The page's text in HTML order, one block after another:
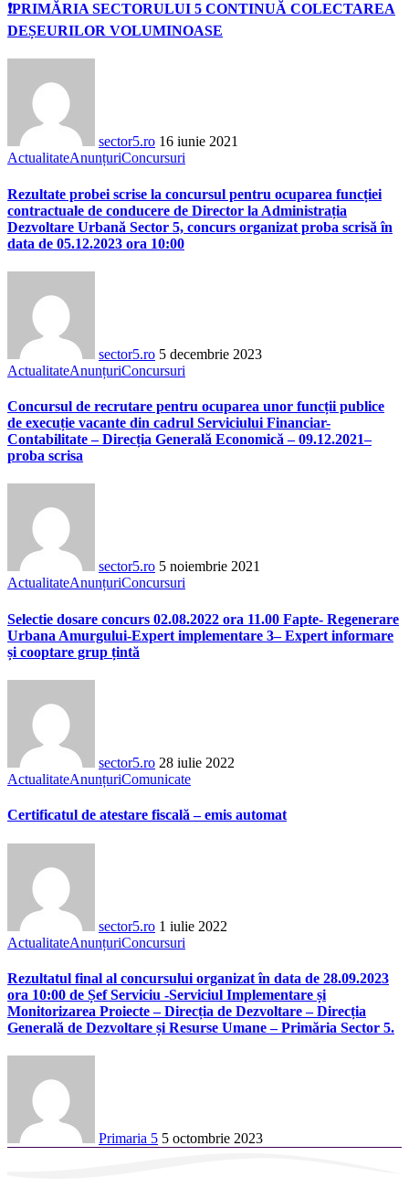
❗PRIMĂRIA SECTORULUI 5 CONTINUĂ COLECTAREA
DEȘEURILOR VOLUMINOASE
sector5.ro 16 iunie 2021
ActualitateAnunțuriConcursuri
Rezultate probei scrise la concursul pentru ocuparea funcției
contractuale de conducere de Director la Administrația
Dezvoltare Urbană Sector 5, concurs organizat proba scrisă în
data de 05.12.2023 ora 10:00
sector5.ro 5 decembrie 2023
ActualitateAnunțuriConcursuri
Concursul de recrutare pentru ocuparea unor funcții publice
de execuție vacante din cadrul Serviciului Financiar-
Contabilitate – Direcția Generală Economică – 09.12.2021–
proba scrisa
sector5.ro 5 noiembrie 2021
ActualitateAnunțuriConcursuri
Selectie dosare concurs 02.08.2022 ora 11.00 Fapte- Regenerare
Urbana Amurgului-Expert implementare 3– Expert informare
și cooptare grup țintă
sector5.ro 28 iulie 2022
ActualitateAnunțuriComunicate
Certificatul de atestare fiscală – emis automat
sector5.ro 1 iulie 2022
ActualitateAnunțuriConcursuri
Rezultatul final al concursului organizat în data de 28.09.2023
ora 10:00 de Șef Serviciu -Serviciul Implementare și
Monitorizarea Proiecte – Direcția de Dezvoltare – Direcția
Generală de Dezvoltare și Resurse Umane – Primăria Sector 5.
Primaria 5 5 octombrie 2023